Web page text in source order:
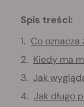
Spis treści:
Co
Kiedy ma
Jak
Jak długo